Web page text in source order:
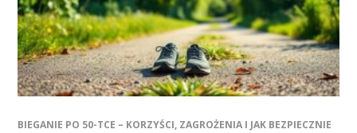
BIEGANIE PO 50-TCE – KORZYŚCI, ZAGROŻENIA I JAK BEZPIECZNIE